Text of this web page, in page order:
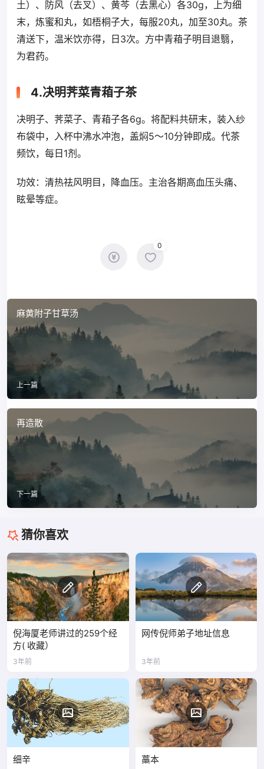
土）、防风（去叉）、黄芩（去黑心）各30g，上为细
末，炼蜜和丸，如梧桐子大，每服20丸，加至30丸。茶
清送下，温米饮亦得，日3次。方中青葙子明目退翳，
为君药。
4.决明荠菜青葙子茶
决明子、荠菜子、青葙子各6g。将配料共研末，装入纱
布袋中，入杯中沸水冲泡，盖焖5～10分钟即成。代茶
频饮，每日1剂。
功效：清热祛风明目，降血压。主治各期高血压头痛、
眩晕等症。
0
麻黄附子甘草汤
上一篇
再造散
下一篇
猜你喜欢
倪海厦老师讲过的259个经
方( 收藏）
3年前
网传倪师弟子地址信息
3年前
细辛 藁本